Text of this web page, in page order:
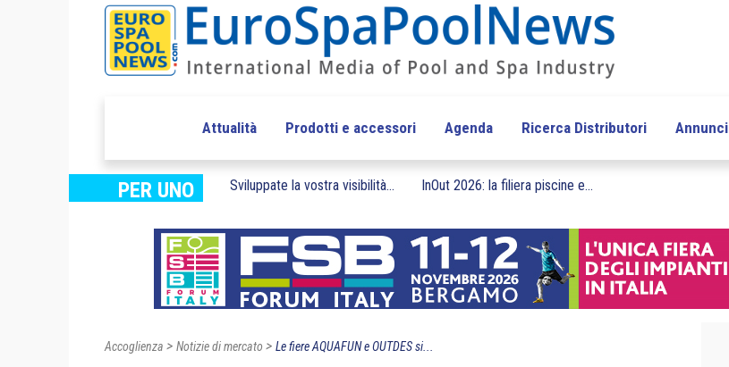
Attualità Prodotti e accessori Agenda Ricerca Distributori Annunci
PER UNO Sviluppate la vostra visibilità... InOut 2026: la filiera piscine e...
Accoglienza > Notizie di mercato > Le fiere AQUAFUN e OUTDES si...